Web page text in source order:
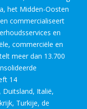
het Midden-Oosten
commercialiseert
en
commerciële en
meer dan 13.700
14
Italië,
Turkije, de